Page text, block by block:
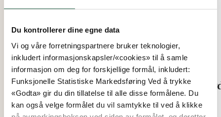
Du kontrollerer dine egne data
Vi og våre forretningspartnere bruker teknologier,
inkludert informasjonskapsler/«cookies» til å samle
informasjon om deg for forskjellige formål, inkludert:
Funksjonelle Statistiske Markedsføring Ved å trykke
«Godta» gir du din tillatelse til alle disse formålene. Du
kan også velge formålet du vil samtykke til ved å klikke
Hydromat fordelerrør, 5 stk
Fra